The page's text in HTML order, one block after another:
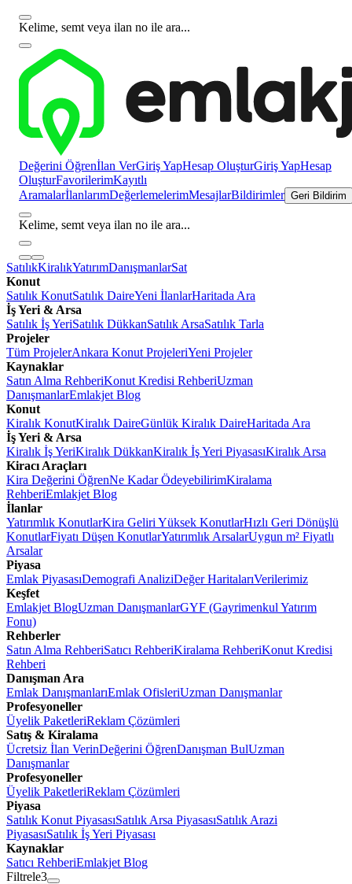
Kelime, semt veya ilan no ile ara...
Değerini Öğrenİlan VerGiriş YapHesap OluşturGiriş YapHesap
OluşturFavorilerimKayıtlı
AramalarİlanlarımDeğerlemelerimMesajlarBildirimler Geri Bildirim
Kelime, semt veya ilan no ile ara...
SatılıkKiralıkYatırımDanışmanlarSat
Konut
Satılık KonutSatılık DaireYeni İlanlarHaritada Ara
İş Yeri & Arsa
Satılık İş YeriSatılık DükkanSatılık ArsaSatılık Tarla
Projeler
Tüm ProjelerAnkara Konut ProjeleriYeni Projeler
Kaynaklar
Satın Alma RehberiKonut Kredisi RehberiUzman
DanışmanlarEmlakjet Blog
Konut
Kiralık KonutKiralık DaireGünlük Kiralık DaireHaritada Ara
İş Yeri & Arsa
Kiralık İş YeriKiralık DükkanKiralık İş Yeri PiyasasıKiralık Arsa
Kiracı Araçları
Kira Değerini ÖğrenNe Kadar ÖdeyebilirimKiralama
RehberiEmlakjet Blog
İlanlar
Yatırımlık KonutlarKira Geliri Yüksek KonutlarHızlı Geri Dönüşlü
KonutlarFiyatı Düşen KonutlarYatırımlık ArsalarUygun m² Fiyatlı
Arsalar
Piyasa
Emlak PiyasasıDemografi AnaliziDeğer HaritalarıVerilerimiz
Keşfet
Emlakjet BlogUzman DanışmanlarGYF (Gayrimenkul Yatırım
Fonu)
Rehberler
Satın Alma RehberiSatıcı RehberiKiralama RehberiKonut Kredisi
Rehberi
Danışman Ara
Emlak DanışmanlarıEmlak OfisleriUzman Danışmanlar
Profesyoneller
Üyelik PaketleriReklam Çözümleri
Satış & Kiralama
Ücretsiz İlan VerinDeğerini ÖğrenDanışman BulUzman
Danışmanlar
Profesyoneller
Üyelik PaketleriReklam Çözümleri
Piyasa
Satılık Konut PiyasasıSatılık Arsa PiyasasıSatılık Arazi
PiyasasıSatılık İş Yeri Piyasası
Kaynaklar
Satıcı RehberiEmlakjet Blog
Filtrele3